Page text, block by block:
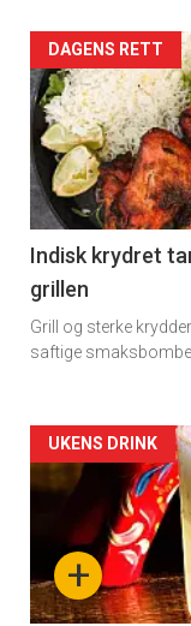
Artikler
detail
-
section
11
DAGENS RETT
Indisk krydret
grillen
Grill og sterke
saftige
Artikler
detail
section
+
UKENS DRINK